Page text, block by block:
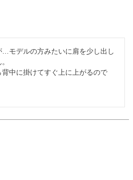
モデルの方みたいに肩を少し出し
中に掛けてすぐ上に上がるので